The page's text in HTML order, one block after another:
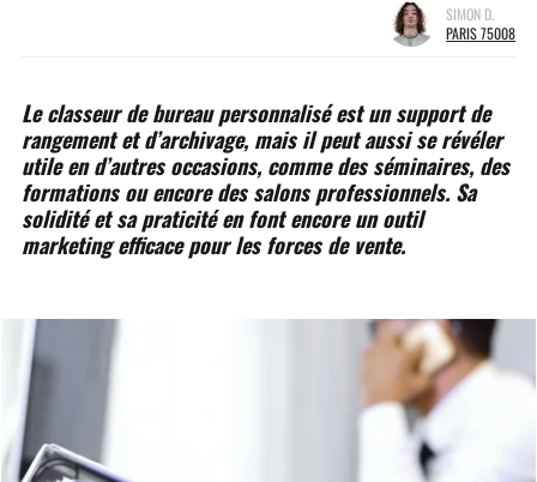
SIMON D.
PARIS 75008
Le classeur de bureau personnalisé est un support de
rangement et d’archivage, mais il peut aussi se révéler
utile en d’autres occasions, comme des séminaires, des
formations ou encore des salons professionnels. Sa
solidité et sa praticité en font encore un outil
marketing efficace pour les forces de vente.